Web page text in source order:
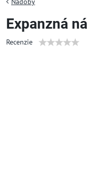
Expanzná
Recenzie